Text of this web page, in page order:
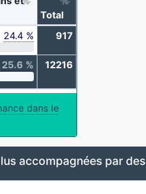
Total
24.4 % 917
25.6 % 12216
dans le
accompagnées par des